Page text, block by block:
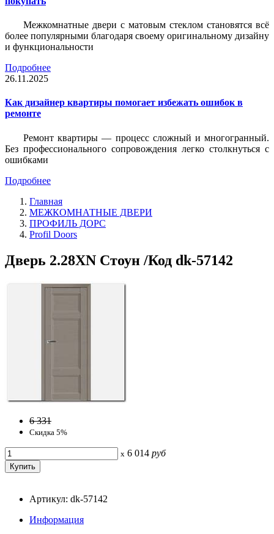
Межкомнатные двери с матовым стеклом становятся всё
более популярными благодаря своему оригинальному дизайну
и функциональности
Подробнее
26.11.2025
Как дизайнер квартиры помогает избежать ошибок в
ремонте
Ремонт квартиры — процесс сложный и многогранный.
Без профессионального сопровождения легко столкнуться с
ошибками
Подробнее
Главная
МЕЖКОМНАТНЫЕ ДВЕРИ
ПРОФИЛЬ ДОРС
Profil Doors
Дверь 2.28ХN Стоун /Код dk-57142
6 331
Скидка 5%
x 6 014 руб
Артикул: dk-57142
Информация